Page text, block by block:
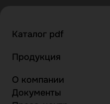
Каталог pdf
Продукция
О компании
Документы